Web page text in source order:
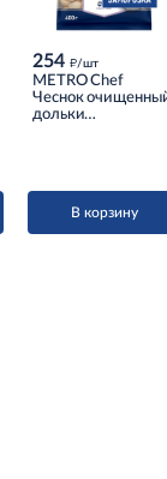
254 д/шт
METRO Chef
Чеснок
дольки
В корзину